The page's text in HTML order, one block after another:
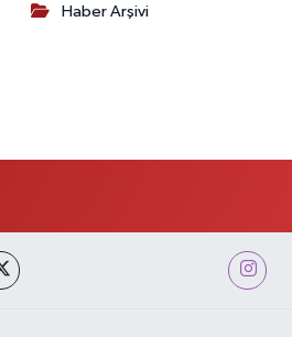
Haber Arşivi